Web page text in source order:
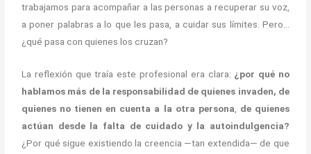
trabajamos para acompañar a las personas a recuperar su voz,
a poner palabras a lo que les pasa, a cuidar sus límites. Pero…
¿qué pasa con quienes los cruzan?
La reflexión que traía este profesional era clara: ¿por qué no
hablamos más de la responsabilidad de quienes invaden, de
quienes no tienen en cuenta a la otra persona
de quienes
actúan desde la falta de cuidado y la autoindulgencia?
¿Por qué sigue existiendo la creencia —tan extendida— de que